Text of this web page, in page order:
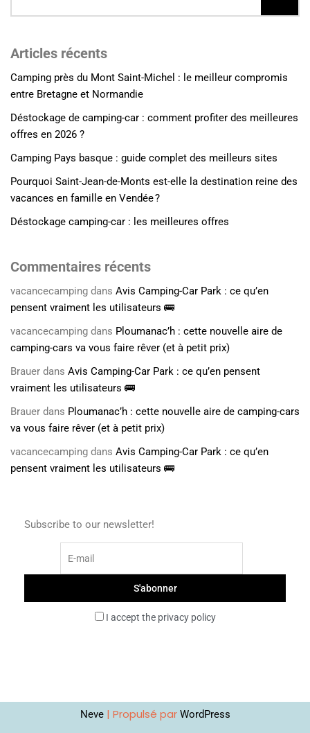
Articles récents
Camping près du Mont Saint-Michel : le meilleur compromis
entre Bretagne et Normandie
Déstockage de camping-car : comment profiter des meilleures
offres en 2026 ?
Camping Pays basque : guide complet des meilleurs sites
Pourquoi Saint-Jean-de-Monts est-elle la destination reine des
vacances en famille en Vendée ?
Déstockage camping-car : les meilleures offres
Commentaires récents
vacancecamping dans Avis Camping-Car Park : ce qu’en
pensent vraiment les utilisateurs 🚌
vacancecamping dans Ploumanac’h : cette nouvelle aire de
camping-cars va vous faire rêver (et à petit prix)
Brauer dans Avis Camping-Car Park : ce qu’en pensent
vraiment les utilisateurs 🚌
Brauer dans Ploumanac’h : cette nouvelle aire de camping-cars
va vous faire rêver (et à petit prix)
vacancecamping dans Avis Camping-Car Park : ce qu’en
pensent vraiment les utilisateurs 🚌
Subscribe to our newsletter!
I accept the privacy policy
Neve| Propulsé par WordPress